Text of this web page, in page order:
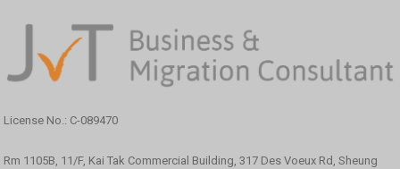
License No.: C-089470
Rm 1105B, 11/F, Kai Tak Commercial Building, 317 Des Voeux Rd, Sheung